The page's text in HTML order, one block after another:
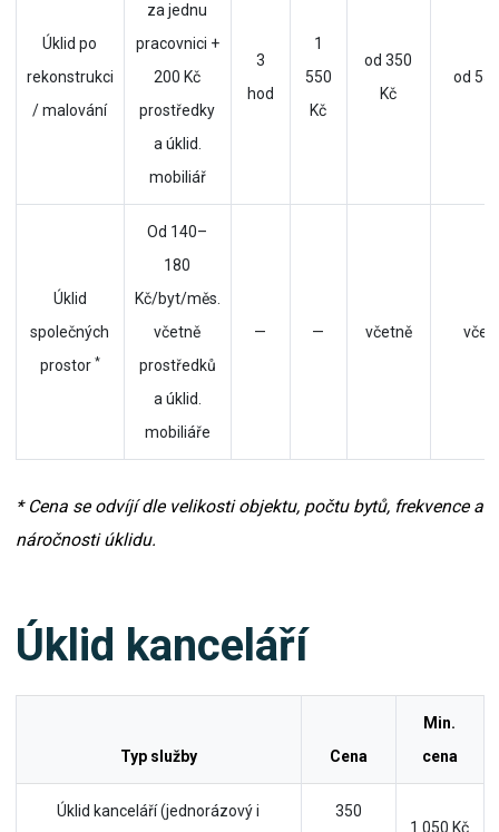
Úklid po
rekonstrukci
/ malování
za jednu
pracovnici +
200 Kč
prostředky
a úklid.
mobiliář
3
hod
1
550
Kč
od 350
Kč
od
Úklid
společných
prostor *
Od 140–
180
Kč/byt/měs.
včetně
prostředků
a úklid.
mobiliáře
— — včetně
* Cena se odvíjí dle velikosti objektu, počtu bytů, frekvence a
náročnosti úklidu.
Úklid kanceláří
Typ služby Cena
Min.
cena
Úklid kanceláří (jednorázový i
350
1 050 Kč